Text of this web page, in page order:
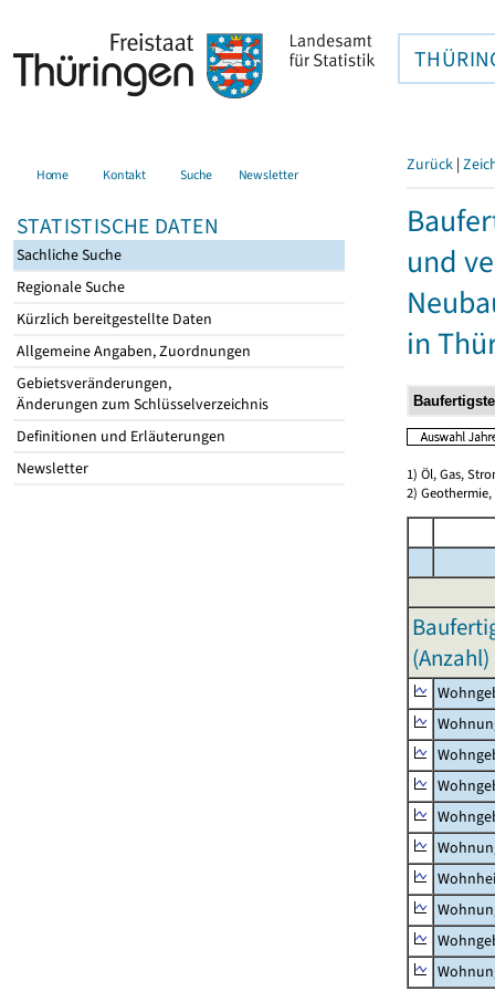
Home Kontakt Suche Newsletter
STATISTISCHE DATEN
Sachliche Suche
Regionale Suche
Kürzlich bereitgestellte Daten
Allgemeine Angaben, Zuordnungen
Gebietsveränderungen,
Änderungen zum Schlüsselverzeichnis
Definitionen und Erläuterungen
Newsletter
Zurück |
und
in
1) Öl, Gas,
2)
(Anzahl)